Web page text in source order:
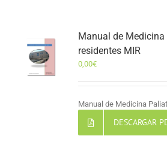
Manual de
residentes MIR
0,00€
Manual de Medicina
DESCARGAR